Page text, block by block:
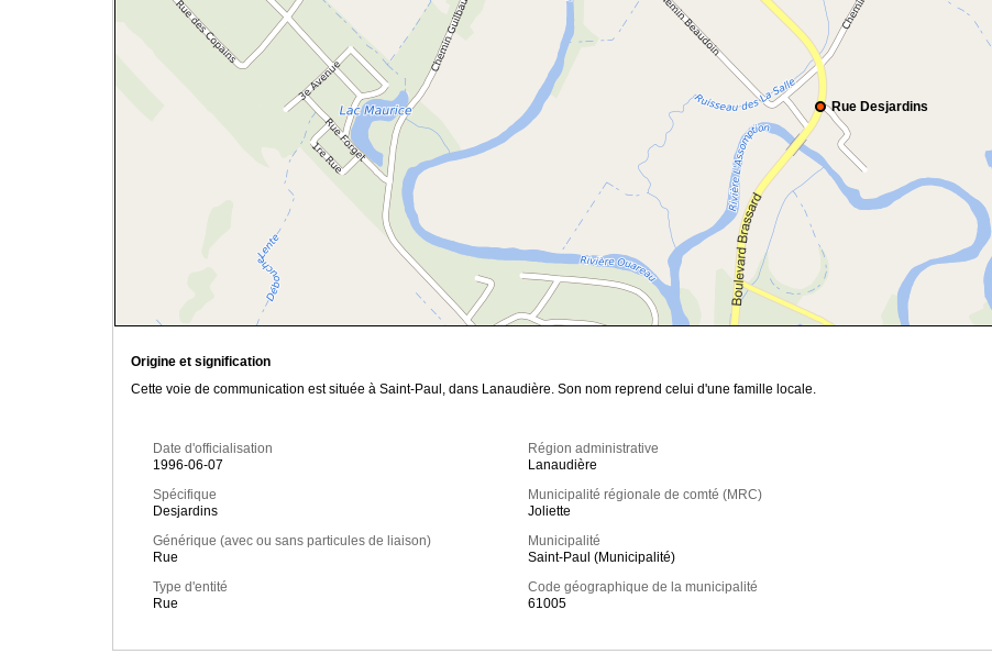
Rue Desjardins
Origine et signification
Cette voie de communication est située à Saint-Paul, dans Lanaudière. Son nom reprend celui d'une famille locale.
Date d'officialisation
1996-06-07
Spécifique
Desjardins
Générique (avec ou sans particules de liaison)
Rue
Type d'entité
Rue
Région administrative
Lanaudière
Municipalité régionale de comté (MRC)
Joliette
Municipalité
Saint-Paul (Municipalité)
Code géographique de la municipalité
61005